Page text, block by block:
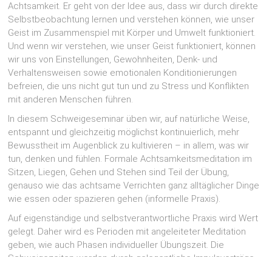
Achtsamkeit. Er geht von der Idee aus, dass wir durch direkte
Selbstbeobachtung lernen und verstehen können, wie unser
Geist im Zusammenspiel mit Körper und Umwelt funktioniert.
Und wenn wir verstehen, wie unser Geist funktioniert, können
wir uns von Einstellungen, Gewohnheiten, Denk- und
Verhaltensweisen sowie emotionalen Konditionierungen
befreien, die uns nicht gut tun und zu Stress und Konflikten
mit anderen Menschen führen.
In diesem Schweigeseminar üben wir, auf natürliche Weise,
entspannt und gleichzeitig möglichst kontinuierlich, mehr
Bewusstheit im Augenblick zu kultivieren – in allem, was wir
tun, denken und fühlen. Formale Achtsamkeitsmeditation im
Sitzen, Liegen, Gehen und Stehen sind Teil der Übung,
genauso wie das achtsame Verrichten ganz alltäglicher Dinge
wie essen oder spazieren gehen (informelle Praxis).
Auf eigenständige und selbstverantwortliche Praxis wird Wert
gelegt. Daher wird es Perioden mit angeleiteter Meditation
geben, wie auch Phasen individueller Übungszeit. Die